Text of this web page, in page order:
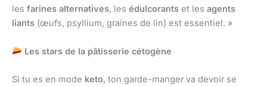
les farines alternatives, les édulcorants et les agents
liants (œufs, psyllium, graines de lin) est essentiel. »
Les stars de la pâtisserie cétogène
Si tu es en mode keto, ton garde-manger va devoir se